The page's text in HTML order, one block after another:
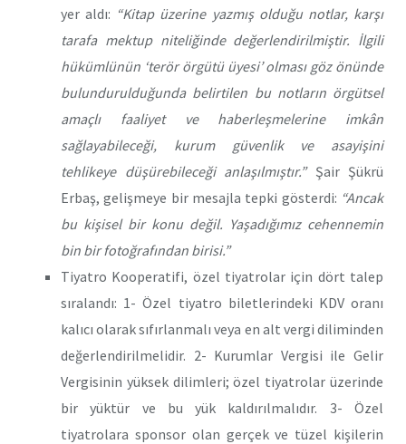
yer aldı: “Kitap üzerine yazmış olduğu notlar, karşı
tarafa mektup niteliğinde değerlendirilmiştir. İlgili
hükümlünün ‘terör örgütü üyesi’ olması göz önünde
bulundurulduğunda belirtilen bu notların örgütsel
amaçlı faaliyet ve haberleşmelerine imkân
sağlayabileceği, kurum güvenlik ve asayişini
tehlikeye düşürebileceği anlaşılmıştır.”Şair Şükrü
Erbaş, gelişmeye bir mesajla tepki gösterdi: “Ancak
bu kişisel bir konu değil. Yaşadığımız cehennemin
bin bir fotoğrafından birisi.”
Tiyatro Kooperatifi, özel tiyatrolar için dört talep
sıralandı: 1- Özel tiyatro biletlerindeki KDV oranı
kalıcı olarak sıfırlanmalı veya en alt vergi diliminden
değerlendirilmelidir. 2- Kurumlar Vergisi ile Gelir
Vergisinin yüksek dilimleri; özel tiyatrolar üzerinde
bir yüktür ve bu yük kaldırılmalıdır. 3- Özel
tiyatrolara sponsor olan gerçek ve tüzel kişilerin